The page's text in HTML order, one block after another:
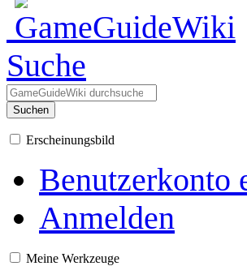
Suche
Suchen
Erscheinungsbild
Benutzerkonto
Anmelden
Meine Werkzeuge